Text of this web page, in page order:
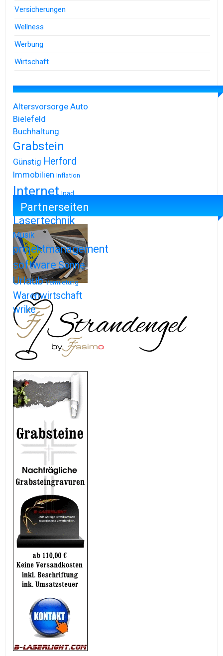
Versicherungen
Wellness
Werbung
Wirtschaft
Altersvorsorge Auto
Bielefeld
Buchhaltung
Grabstein
Günstig Herford
Immobilien Inflation
Internet Ipad
Iphone
Lasertechnik
Musik
projektmanagement
softwareSonne
Urlaub Vermietung
Warenwirtschaft
wrike
Partnerseiten